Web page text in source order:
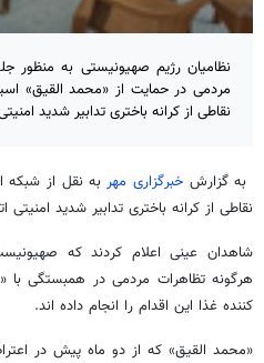
نظامیان رژیم صهیونیستی به منظور
مردمی در حمایت از «محمد القیق»
نقاطی از کرانه باختری تدابیر شدید
به گزارش خبرگزاری مهر به نقل از شبکه
نقاطی از کرانه باختری تدابیر شدید امنیتی
شاهدان عینی اعلام کردند که
هرگونه تظاهرات مردمی در همبستگی با
کننده غذا این اقدام را انجام داده اند.
«محمد القیق» که از دو ماه پیش در